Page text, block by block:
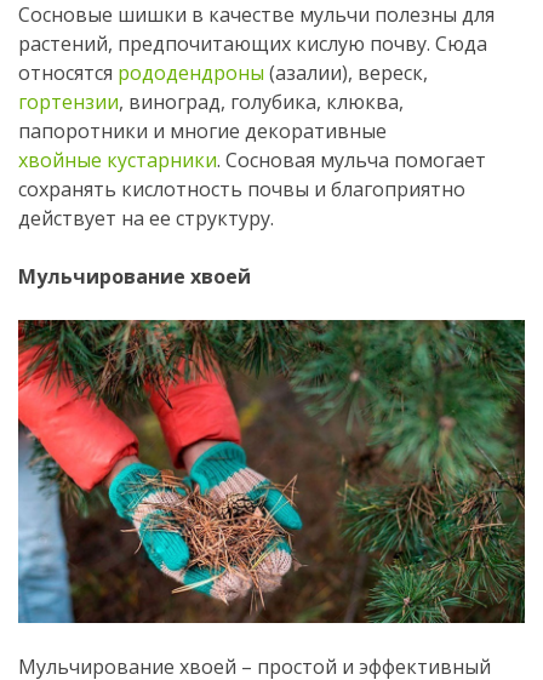
Сосновые шишки в качестве мульчи полезны для
растений, предпочитающих кислую почву. Сюда
относятся рододендроны (азалии), вереск,
гортензии, виноград, голубика, клюква,
папоротники и многие декоративные
хвойные кустарники. Сосновая мульча помогает
сохранять кислотность почвы и благоприятно
действует на ее структуру.
Мульчирование хвоей
Мульчирование хвоей – простой и эффективный